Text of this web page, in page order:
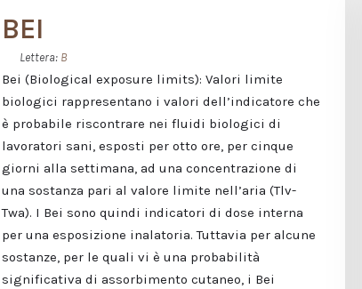
BEI
Lettera: B
Bei (Biological exposure limits): Valori limite
biologici rappresentano i valori dell’indicatore che
è probabile riscontrare nei fluidi biologici di
lavoratori sani, esposti per otto ore, per cinque
giorni alla settimana, ad una concentrazione di
una sostanza pari al valore limite nell’aria (Tlv-
Twa). I Bei sono quindi indicatori di dose interna
per una esposizione inalatoria. Tuttavia per alcune
sostanze, per le quali vi è una probabilità
significativa di assorbimento cutaneo, i Bei